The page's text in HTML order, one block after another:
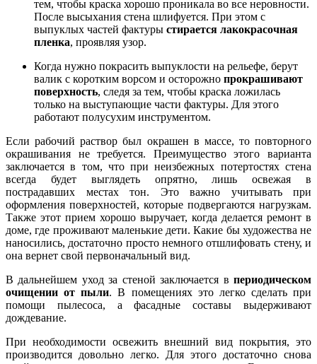
тем, чтобы краска хорошо проникала во все неровности.
После высыхания стена шлифуется. При этом с
выпуклых частей фактуры стирается лакокрасочная
пленка, проявляя узор.
Когда нужно покрасить выпуклости на рельефе, берут
валик с коротким ворсом и осторожно прокрашивают
поверхность, следя за тем, чтобы краска ложилась
только на выступающие части фактуры. Для этого
работают полусухим инструментом.
Если рабочий раствор был окрашен в массе, то повторного
окрашивания не требуется. Преимущество этого варианта
заключается в том, что при неизбежных потертостях стена
всегда будет выглядеть опрятно, лишь освежая в
пострадавших местах тон. Это важно учитывать при
оформления поверхностей, которые подвергаются нагрузкам.
Также этот прием хорошо выручает, когда делается ремонт в
доме, где проживают маленькие дети. Какие бы художества не
наносились, достаточно просто немного отшлифовать стену, и
она вернет свой первоначальный вид.
В дальнейшем уход за стеной заключается в периодическом
очищении от пыли. В помещениях это легко сделать при
помощи пылесоса, а фасадные составы выдерживают
дождевание.
При необходимости освежить внешний вид покрытия, это
производится довольно легко. Для этого достаточно снова